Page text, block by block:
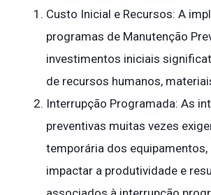
Custo Inicial e Recursos: A
programas de Manutenção
investimentos iniciais
de recursos humanos,
Interrupção Programada: As
preventivas muitas vezes
temporária dos equipamentos,
impactar a produtividade e